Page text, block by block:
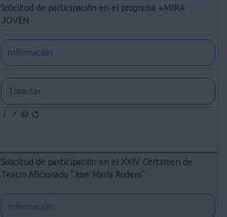
Solicitud de participación en el programa +MIRA
JOVEN
Información
Tramitar
Solicitud de participación en el XXIV Certamen de
Teatro Aficionado "Jose María Rodero"
Información